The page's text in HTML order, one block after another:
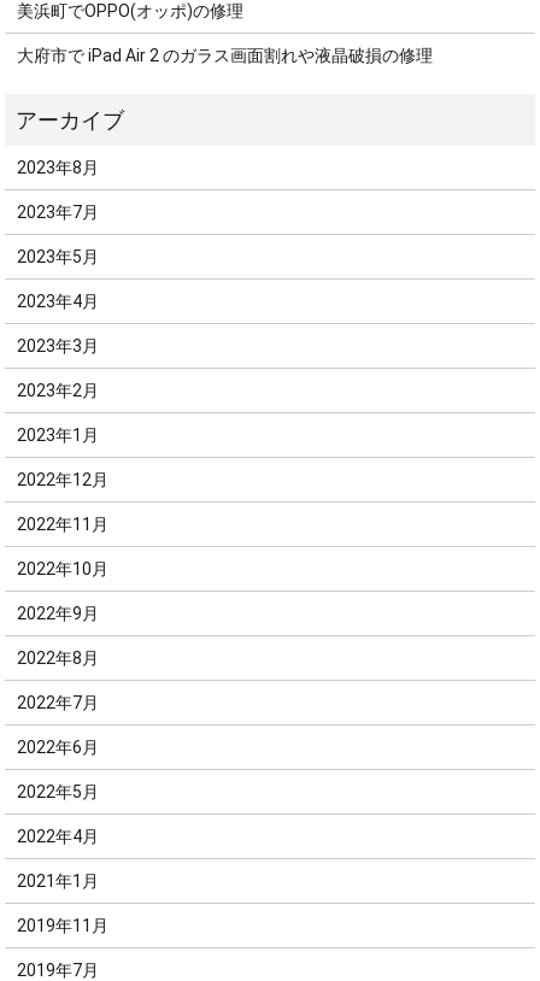
美浜町でOPPO(オッポ)の修理
大府市で iPad Air 2 のガラス画面割れや液晶破損の修理
2023年8月
2023年7月
2023年5月
2023年4月
2023年3月
2023年2月
2023年1月
2022年12月
2022年11月
2022年10月
2022年9月
2022年8月
2022年7月
2022年6月
2022年5月
2022年4月
2021年1月
2019年11月
2019年7月